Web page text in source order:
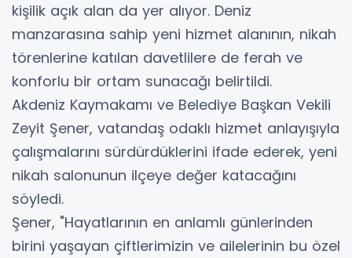
kişilik açık alan da yer alıyor. Deniz
manzarasına sahip yeni hizmet alanının, nikah
törenlerine katılan davetlilere de ferah ve
konforlu bir ortam sunacağı belirtildi.
Akdeniz Kaymakamı ve Belediye Başkan Vekili
Zeyit Şener, vatandaş odaklı hizmet anlayışıyla
çalışmalarını sürdürdüklerini ifade ederek, yeni
nikah salonunun ilçeye değer katacağını
söyledi.
Şener, "Hayatlarının en anlamlı günlerinden
birini yaşayan çiftlerimizin ve ailelerinin bu özel